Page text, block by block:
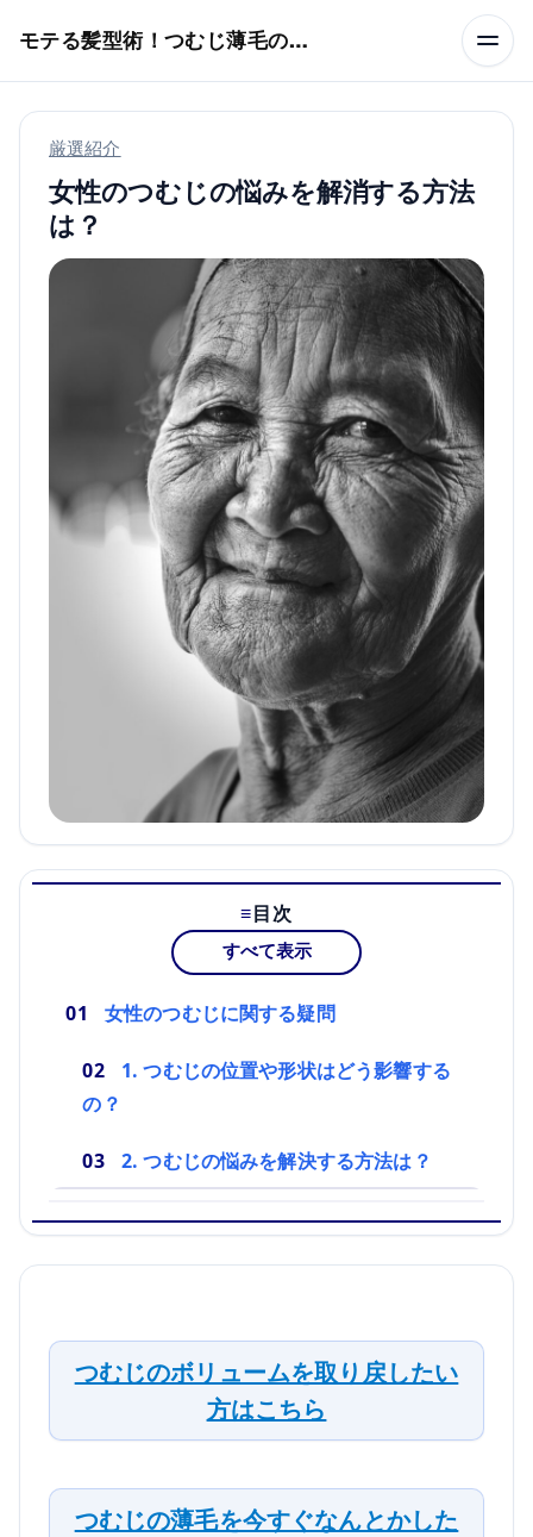
モテる髪型術！つむじ薄毛の隠し方
厳選紹介
女性のつむじの悩みを解消する方法
は？
目次
すべて表示
女性のつむじに関する疑問
1. つむじの位置や形状はどう影響する
の？
2. つむじの悩みを解決する方法は？
つむじのボリュームを取り戻したい
方はこちら
つむじの薄毛を今すぐなんとかした